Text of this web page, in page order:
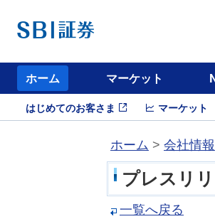
ホーム マーケット
はじめてのお客さま マーケット
ホーム > 会社情報
プレスリ
一覧へ戻る